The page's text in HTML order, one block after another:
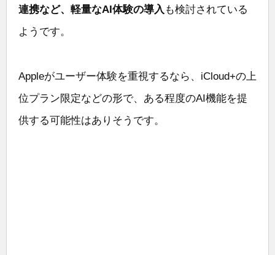
連携など、軽量なAI体験の導入 も検討されている
ようです。
Appleがユーザー体験を重視するなら、iCloud+の上
位プラン限定などの形で、ある程度のAI機能を提
供する可能性はありそうです。